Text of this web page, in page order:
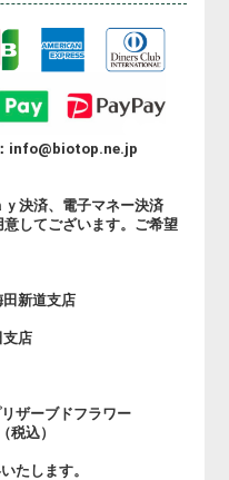
info@biotop.ne.jp
決済、電子マネー決済
意してございます。ご希望
新道支店
店
ザーブドフラワー
税込）
たします。